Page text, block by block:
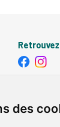
des
Retrait à la
Livraison en